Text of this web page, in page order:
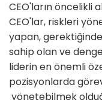
CEO'ların öncelikli
CEO'lar, riskleri
yapan,
sahip olan ve
liderin en önemli
pozisyonlarda
yönetebilmek